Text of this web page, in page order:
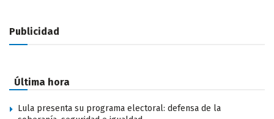
Publicidad
Última hora
Lula presenta su programa electoral: defensa de la